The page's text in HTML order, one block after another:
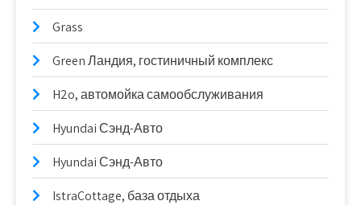
Grass
Green Ландия, гостиничный комплекс
H2o, автомойка самообслуживания
Hyundai Сэнд-Авто
Hyundai Сэнд-Авто
IstraCottage, база отдыха